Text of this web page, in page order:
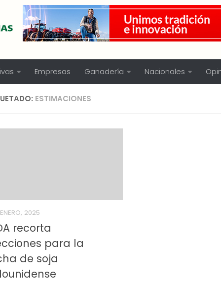
Empresas Ganadería Nacionales
ESTIMACIONES
2025
recorta
para la
de soja